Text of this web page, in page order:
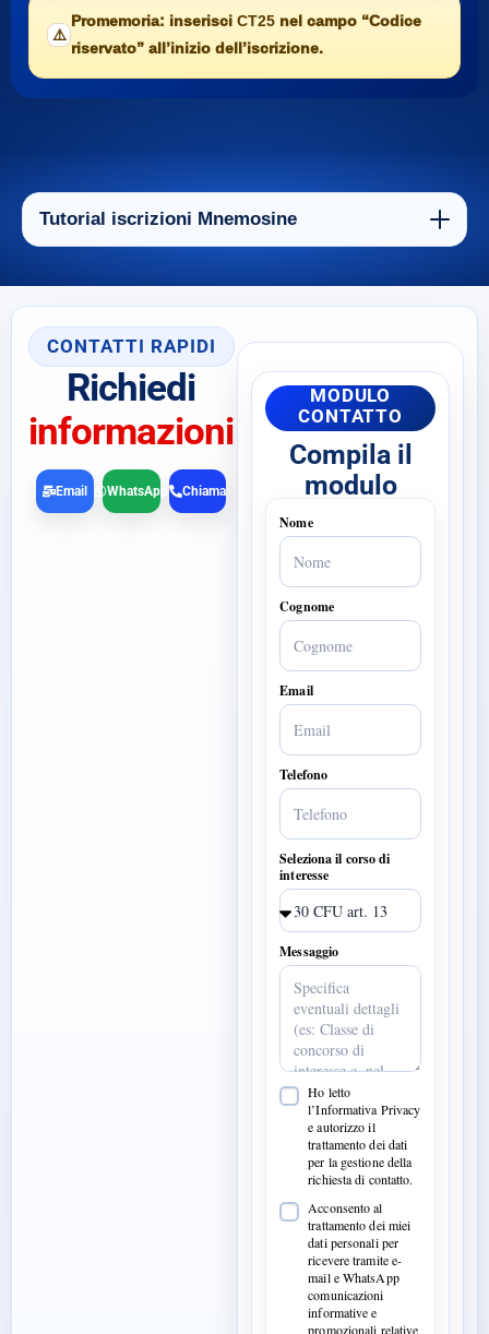
⚠️
Promemoria: inserisci CT25 nel campo “Codice
riservato” all’inizio dell’iscrizione.
Tutorial iscrizioni Mnemosine
CONTATTI RAPIDI
Richiedi
informazioni
Chiama
Email WhatsApp
MODULO
CONTATTO
Compila il
modulo
Nome
Cognome
Email
Telefono
Seleziona il corso di
interesse
Messaggio
Ho letto
l’Informativa Privacy
e autorizzo il
trattamento dei dati
per la gestione della
richiesta di contatto.
Acconsento al
trattamento dei miei
dati personali per
ricevere tramite e-
mail e WhatsApp
comunicazioni
informative e
promozionali relative